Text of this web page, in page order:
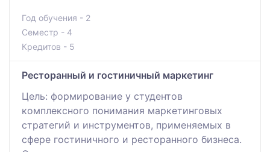
Год обучения - 2
Семестр - 4
Кредитов - 5
Ресторанный и гостиничный маркетинг
Цель: формирование у студентов
комплексного понимания маркетинговых
стратегий и инструментов, применяемых в
сфере гостиничного и ресторанного бизнеса.